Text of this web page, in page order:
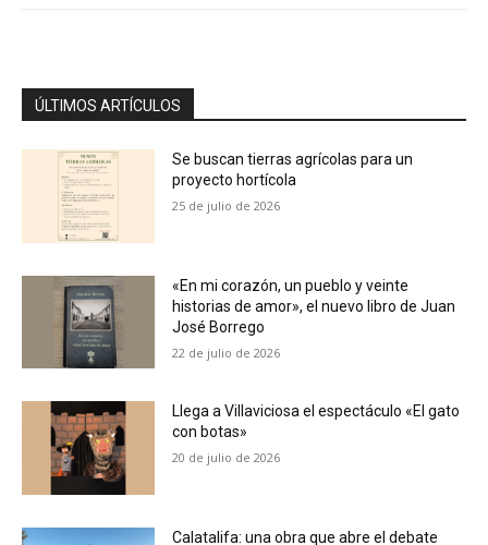
ÚLTIMOS ARTÍCULOS
Se buscan tierras agrícolas para un
proyecto hortícola
25 de julio de 2026
«En mi corazón, un pueblo y veinte
historias de amor», el nuevo libro de Juan
José Borrego
22 de julio de 2026
Llega a Villaviciosa el espectáculo «El gato
con botas»
20 de julio de 2026
Calatalifa: una obra que abre el debate